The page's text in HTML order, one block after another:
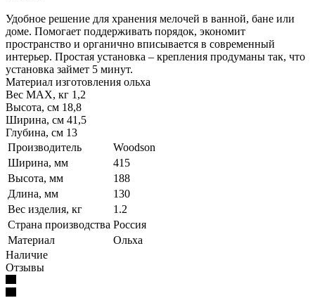
Удобное решение для хранения мелочей в ванной, бане или
доме. Помогает поддерживать порядок, экономит
пространство и органично вписывается в современный
интерьер. Простая установка – крепления продуманы так, что
установка займет 5 минут.
Материал изготовления ольха
Вес МАХ, кг 1,2
Высота, см 18,8
Ширина, см 41,5
Глубина, см 13
Производитель
Woodson
Ширина, мм
415
Высота, мм
188
Длина, мм
130
Вес изделия, кг
1.2
Страна производства Россия
Материал
Ольха
Наличие
Отзывы